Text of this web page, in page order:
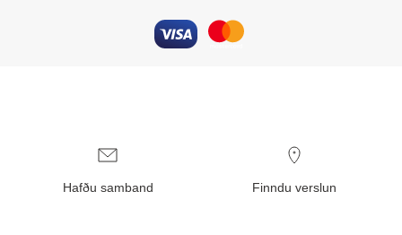
Hafðu samband Finndu verslun